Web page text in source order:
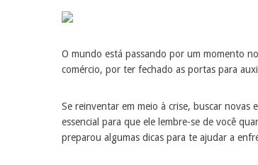
O mundo está passando por um momento
comércio, por ter fechado as portas para
Se reinventar em meio à crise, buscar novas
essencial para que ele lembre-se de você
preparou algumas dicas para te ajudar a